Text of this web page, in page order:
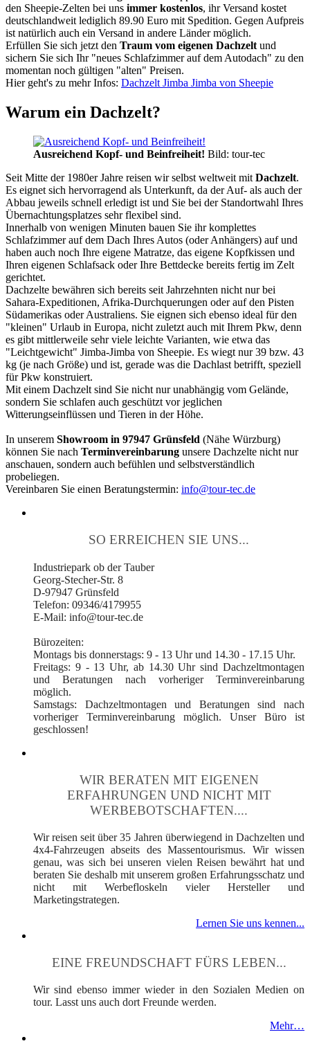
den Sheepie-Zelten bei uns immer kostenlos, ihr Versand kostet
deutschlandweit lediglich 89.90 Euro mit Spedition. Gegen Aufpreis
ist natürlich auch ein Versand in andere Länder möglich.
Erfüllen Sie sich jetzt den Traum vom eigenen Dachzelt und
sichern Sie sich Ihr "neues Schlafzimmer auf dem Autodach" zu den
momentan noch gültigen "alten" Preisen.
Hier geht's zu mehr Infos: Dachzelt Jimba Jimba von Sheepie
Warum ein Dachzelt?
Ausreichend Kopf- und Beinfreiheit! Bild: tour-tec
Seit Mitte der 1980er Jahre reisen wir selbst weltweit mit Dachzelt.
Es eignet sich hervorragend als Unterkunft, da der Auf- als auch der
Abbau jeweils schnell erledigt ist und Sie bei der Standortwahl Ihres
Übernachtungsplatzes sehr flexibel sind.
Innerhalb von wenigen Minuten bauen Sie ihr komplettes
Schlafzimmer auf dem Dach Ihres Autos (oder Anhängers) auf und
haben auch noch Ihre eigene Matratze, das eigene Kopfkissen und
Ihren eigenen Schlafsack oder Ihre Bettdecke bereits fertig im Zelt
gerichtet.
Dachzelte bewähren sich bereits seit Jahrzehnten nicht nur bei
Sahara-Expeditionen, Afrika-Durchquerungen oder auf den Pisten
Südamerikas oder Australiens. Sie eignen sich ebenso ideal für den
"kleinen" Urlaub in Europa, nicht zuletzt auch mit Ihrem Pkw, denn
es gibt mittlerweile sehr viele leichte Varianten, wie etwa das
"Leichtgewicht" Jimba-Jimba von Sheepie. Es wiegt nur 39 bzw. 43
kg (je nach Größe) und ist, gerade was die Dachlast betrifft, speziell
für Pkw konstruiert.
Mit einem Dachzelt sind Sie nicht nur unabhängig vom Gelände,
sondern Sie schlafen auch geschützt vor jeglichen
Witterungseinflüssen und Tieren in der Höhe.
In unserem Showroom in 97947 Grünsfeld (Nähe Würzburg)
können Sie nach Terminvereinbarung unsere Dachzelte nicht nur
anschauen, sondern auch befühlen und selbstverständlich
probeliegen.
Vereinbaren Sie einen Beratungstermin: info@tour-tec.de
SO ERREICHEN SIE UNS...
Industriepark ob der Tauber
Georg-Stecher-Str. 8
D-97947 Grünsfeld
Telefon: 09346/4179955
E-Mail: info@tour-tec.de
Bürozeiten:
Montags bis donnerstags: 9 - 13 Uhr und 14.30 - 17.15 Uhr.
Freitags: 9 - 13 Uhr, ab 14.30 Uhr sind Dachzeltmontagen
und Beratungen nach vorheriger Terminvereinbarung
möglich.
Samstags: Dachzeltmontagen und Beratungen sind nach
vorheriger Terminvereinbarung möglich. Unser Büro ist
geschlossen!
WIR BERATEN MIT EIGENEN
ERFAHRUNGEN UND NICHT MIT
WERBEBOTSCHAFTEN....
Wir reisen seit über 35 Jahren überwiegend in Dachzelten und
4x4-Fahrzeugen abseits des Massentourismus. Wir wissen
genau, was sich bei unseren vielen Reisen bewährt hat und
beraten Sie deshalb mit unserem großen Erfahrungsschatz und
nicht mit Werbefloskeln vieler Hersteller und
Marketingstrategen.
Lernen Sie uns kennen...
EINE FREUNDSCHAFT FÜRS LEBEN...
Wir sind ebenso immer wieder in den Sozialen Medien on
tour. Lasst uns auch dort Freunde werden.
Mehr…